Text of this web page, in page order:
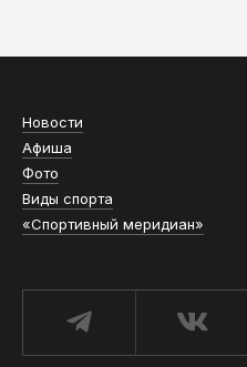
Новости
Афиша
Фото
Виды спорта
«Спортивный меридиан»